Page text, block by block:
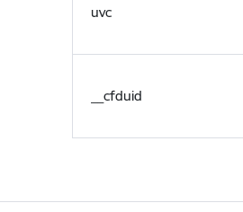
uvc
__cfduid